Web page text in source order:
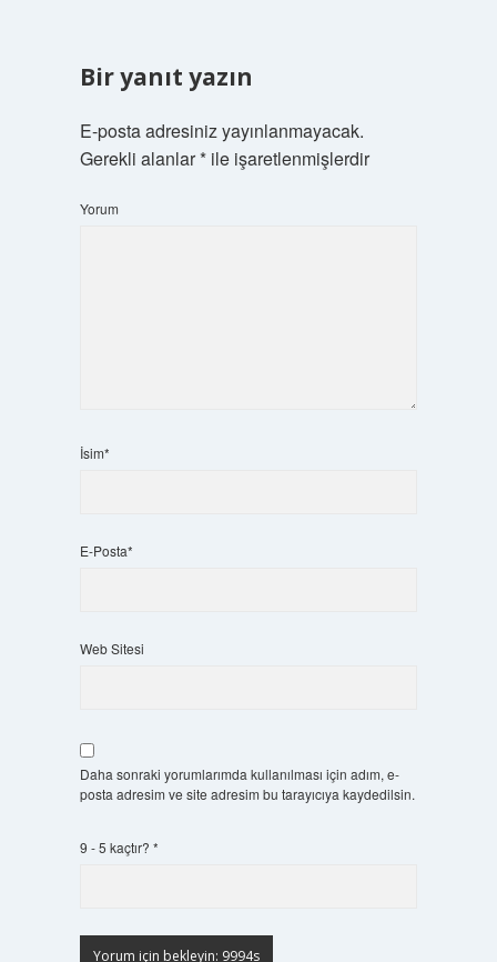
Bir yanıt yazın
E-posta adresiniz yayınlanmayacak.
Gerekli alanlar*ile işaretlenmişlerdir
Yorum
İsim*
E-Posta*
Web Sitesi
Daha sonraki yorumlarımda kullanılması için adım, e-
posta adresim ve site adresim bu tarayıcıya kaydedilsin.
9 - 5 kaçtır? *